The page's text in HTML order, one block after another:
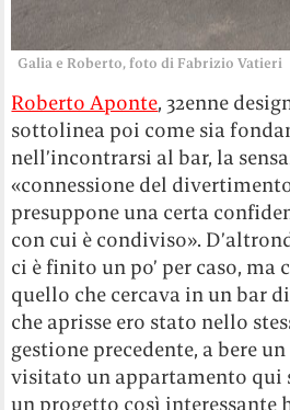
Galia e Roberto, foto di Fabrizio Vatieri
Roberto Aponte, 32enne
sottolinea poi come sia
nell’incontrarsi al bar, la
«connessione del
presuppone una certa
con cui è condiviso».
ci è finito un po’ per caso,
quello che cercava in un bar
che aprisse ero stato nello
gestione precedente, a bere
visitato un appartamento qui
un progetto così interessante